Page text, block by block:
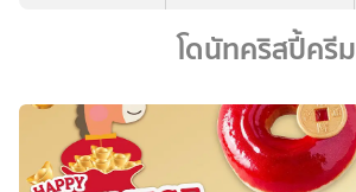
โดนัทคริสปี้ครีม